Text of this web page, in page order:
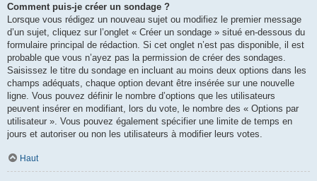
Comment puis-je créer un sondage ?
Lorsque vous rédigez un nouveau sujet ou modifiez le premier message
d’un sujet, cliquez sur l’onglet « Créer un sondage » situé en-dessous du
formulaire principal de rédaction. Si cet onglet n’est pas disponible, il est
probable que vous n’ayez pas la permission de créer des sondages.
Saisissez le titre du sondage en incluant au moins deux options dans les
champs adéquats, chaque option devant être insérée sur une nouvelle
ligne. Vous pouvez définir le nombre d’options que les utilisateurs
peuvent insérer en modifiant, lors du vote, le nombre des « Options par
utilisateur ». Vous pouvez également spécifier une limite de temps en
jours et autoriser ou non les utilisateurs à modifier leurs votes.
Haut